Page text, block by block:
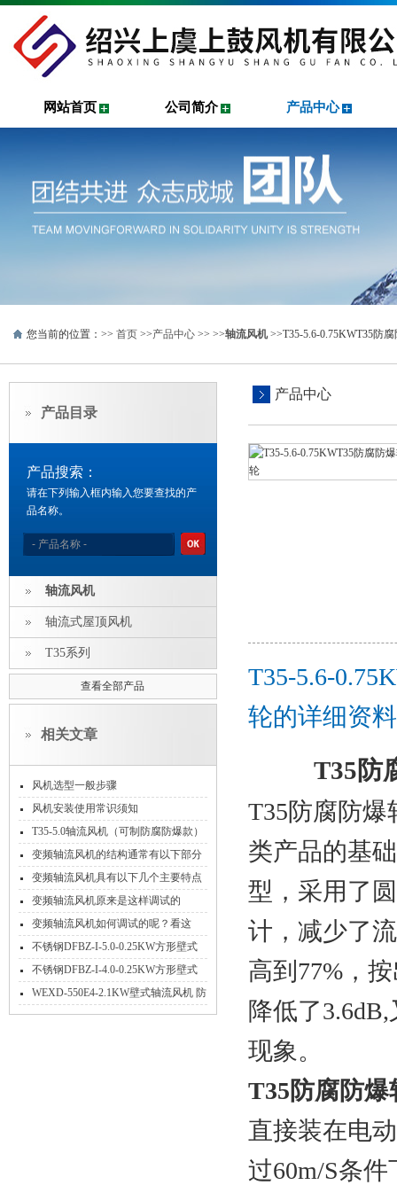
网站首页 公司简介 产品中心
您当前的位置：>> 首页 >>产品中心 >> >>轴流风机>>T35-5.6-0.75KWT35防
产品目录
产品搜索：
请在下列输入框内输入您要查找的产
品名称。
轴流风机
轴流式屋顶风机
T35系列
查看全部产品
相关文章
风机选型一般步骤
风机安装使用常识须知
T35-5.0轴流风机（可制防腐防爆款）
变频轴流风机的结构通常有以下部分
组成
变频轴流风机具有以下几个主要特点
变频轴流风机原来是这样调试的
变频轴流风机如何调试的呢？看这
里！
不锈钢DFBZ-I-5.0-0.25KW方形壁式
轴流风机
不锈钢DFBZ-I-4.0-0.25KW方形壁式
轴流风机
WEXD-550E4-2.1KW壁式轴流风机 防
腐隔爆送风排风机
产品中心
T35-5.6-
轮的详细资料
T35防
T35防腐防
类产品的基
型，采用了
计，减少了
高到77%，
降低了
现象。
T35防腐防
直接装在电
过60m/S条